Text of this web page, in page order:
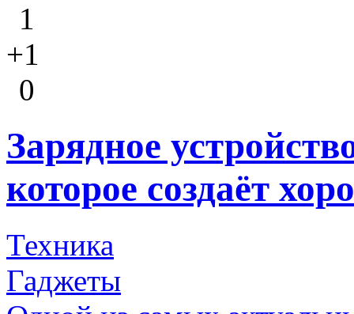
1
+1
0
Зарядное
которое создаёт
Техника
Гаджеты